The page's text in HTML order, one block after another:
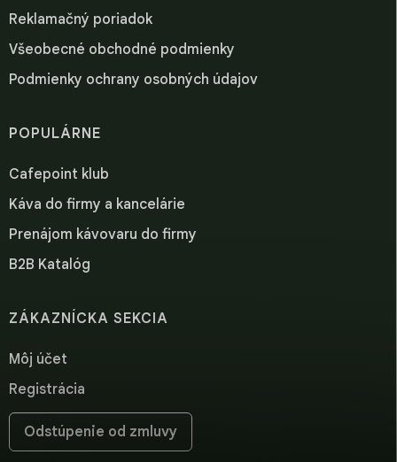
Reklamačný poriadok
Všeobecné obchodné podmienky
Podmienky ochrany osobných údajov
POPULÁRNE
Cafepoint klub
Káva do firmy a kancelárie
Prenájom kávovaru do firmy
B2B Katalóg
ZÁKAZNÍCKA SEKCIA
Môj účet
Registrácia
Odstúpenie od zmluvy